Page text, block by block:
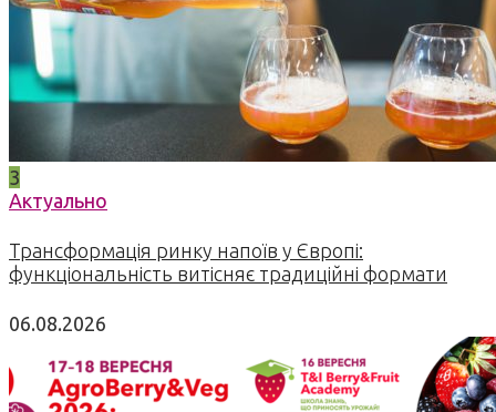
3
Актуально
Трансформація ринку напоїв у Європі:
функціональність витісняє традиційні формати
06.08.2026